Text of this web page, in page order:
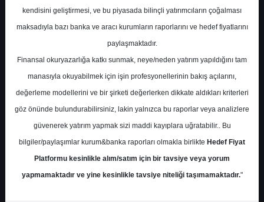
Yapı Kredi Yatırım Petkim için hedef fiyatını
25,0 TL, tavsiyesini 'TUT' olarak korudu
Perşembe, 29 Ağustos 2024 00:00
S.No Dosya Adı İndir
1
yapi-kredi-petkm-hedef-
fiyat-
İlgili Dosyayı
İndir
kendisini geliştirmesi, ve bu piyasada bilinçli yatırımcıların çoğalması
maksadıyla bazı banka ve aracı kurumların raporlarını ve hedef fiyatlarını
paylaşmaktadır.
Finansal okuryazarlığa katkı sunmak, neye/neden yatırım yapıldığını tam
manasıyla okuyabilmek için işin profesyonellerinin bakış açılarını,
değerleme modellerini ve bir şirketi değerlerken dikkate aldıkları kriterleri
göz önünde bulundurabilirsiniz, lakin yalnızca bu raporlar veya analizlere
güvenerek yatırım yapmak sizi maddi kayıplara uğratabilir.. Bu
bilgiler/paylaşımlar kurum&banka raporları olmakla birlikte Hedef Fiyat
Platformu kesinlikle alım/satım için bir tavsiye veya yorum
yapmamaktadır ve yine kesinlikle tavsiye niteliği taşımamaktadır."